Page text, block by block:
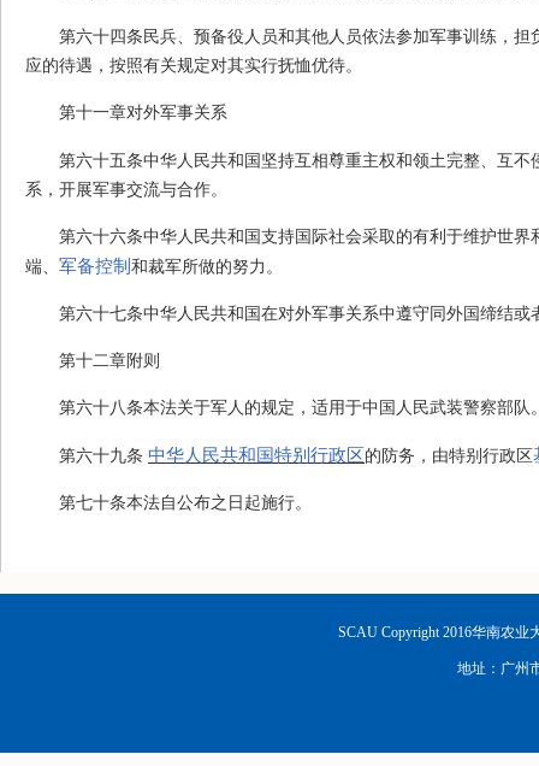
第六十四条 民兵、预备役人员和其他人员依法参加军事训练，
应的待遇，按照有关规定对其实行抚恤优待。
第十一章对外军事关系
第六十五条中华人民共和国坚持互相尊重主权和领土完整、互不
系，开展军事交流与合作。
第六十六条中华人民共和国支持国际社会采取的有利于维护世
端、 军备控制 和裁军所做的努力。
第六十七条中华人民共和国在对外军事关系中遵守同外国缔结
第十二章附则
第六十八条本法关于军人的规定，适用于中国人民武装警察部队
第六十九条 中华人民共和国特别行政区 的防务，由特别行政区
第七十条本法自公布之日起施行。
SCAU Copyright 2016华南农业
地址：广州